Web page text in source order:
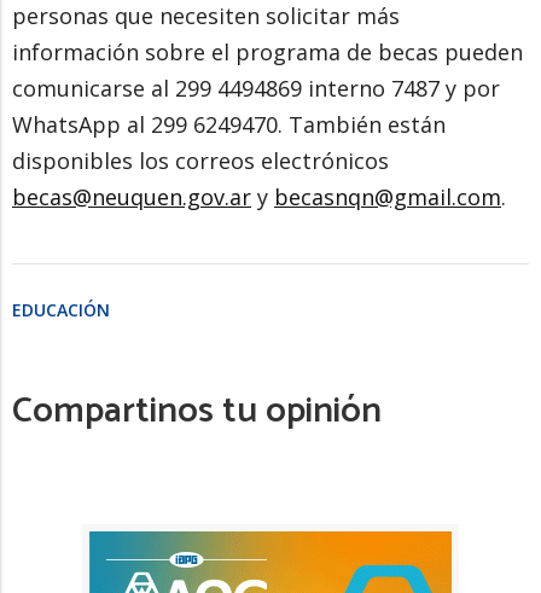
personas que necesiten solicitar más
información sobre el programa de becas pueden
comunicarse al 299 4494869 interno 7487 y por
WhatsApp al 299 6249470. También están
disponibles los correos electrónicos
becas@neuquen.gov.ar y becasnqn@gmail.com.
EDUCACIÓN
Compartinos tu opinión